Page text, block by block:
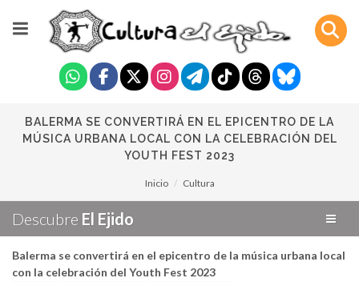
BALERMA SE CONVERTIRÁ EN EL EPICENTRO DE LA
MÚSICA URBANA LOCAL CON LA CELEBRACIÓN DEL
YOUTH FEST 2023
Inicio Cultura
Descubre El Ejido
Balerma se convertirá en el epicentro de la música urbana local
con la celebración del Youth Fest 2023